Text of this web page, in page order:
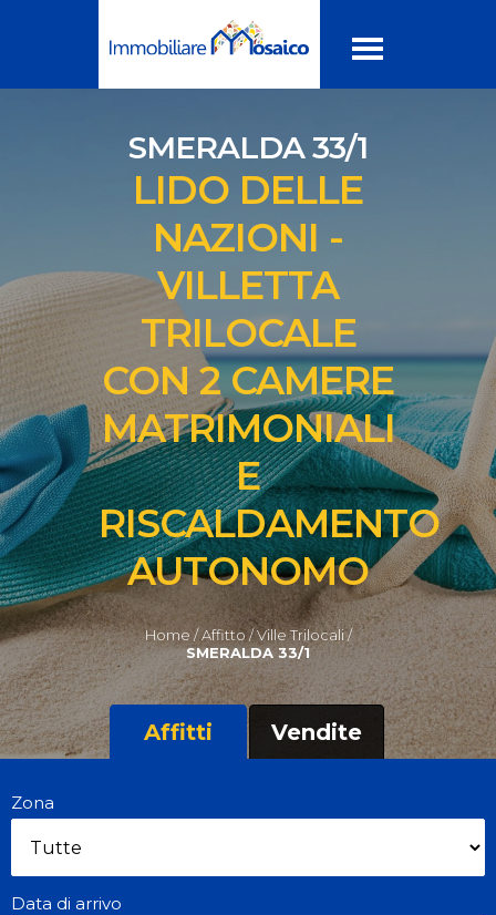
SMERALDA 33/1
LIDO DELLE
NAZIONI -
VILLETTA
TRILOCALE
CON 2 CAMERE
MATRIMONIALI
E
RISCALDAMENTO
AUTONOMO
Home / Affitto / Ville Trilocali /
SMERALDA 33/1
Affitti Vendite
Zona
Data di arrivo